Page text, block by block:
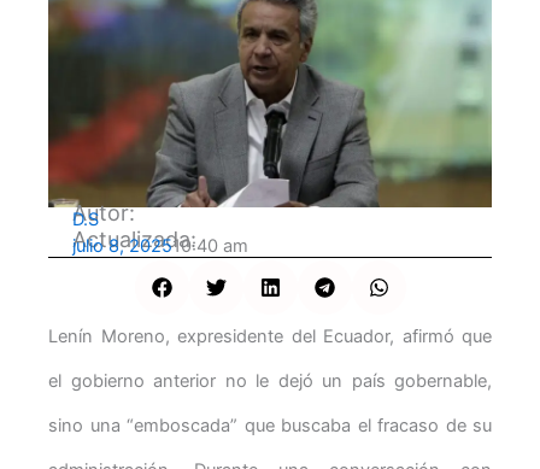
Autor:
D.S
Actualizada:
julio 8, 202510:40 am
Lenín Moreno, expresidente del Ecuador, afirmó que
el gobierno anterior no le dejó un país gobernable,
sino una “emboscada” que buscaba el fracaso de su